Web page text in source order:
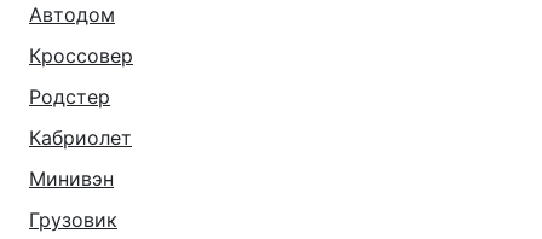
Автодом
Кроссовер
Родстер
Кабриолет
Минивэн
Грузовик